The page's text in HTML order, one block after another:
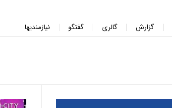
گزارش گالری گفتگو
نیازمندیها